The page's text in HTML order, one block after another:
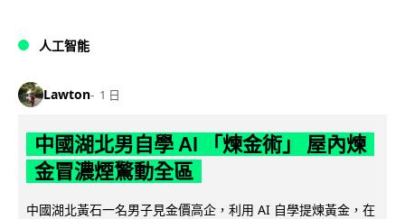
人工智能
Lawton 1 日
中國湖北男自學 AI 「煉金術」 屋內煉
金冒濃煙驚動全區
中國湖北黃石一名男子見金價高企，利用 AI 自學提煉黃金，在